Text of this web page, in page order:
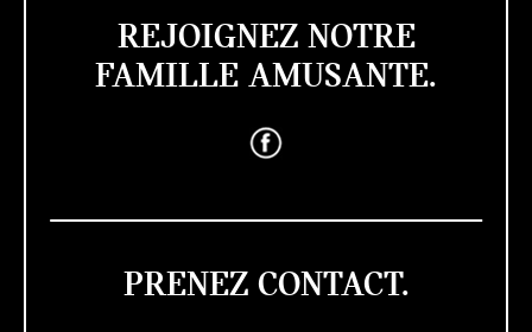
REJOIGNEZ NOTRE
FAMILLE AMUSANTE.
PRENEZ CONTACT.